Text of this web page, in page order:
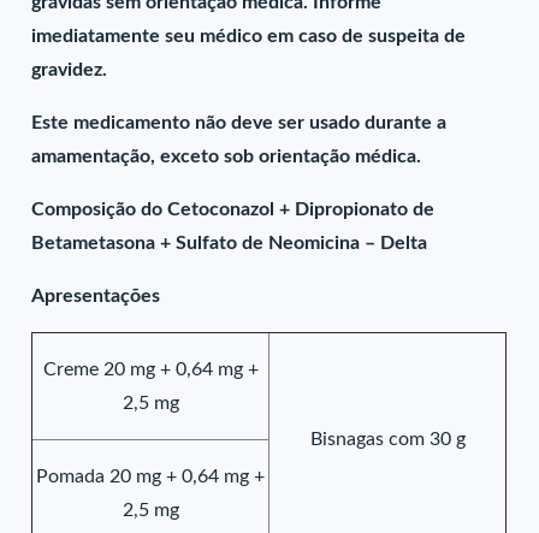
imediatamente seu médico em caso de suspeita de
gravidez.
Este medicamento não deve ser usado durante a
amamentação, exceto sob orientação médica.
Composição do Cetoconazol + Dipropionato de
Betametasona + Sulfato de Neomicina – Delta
Apresentações
Creme 20 mg + 0,64 mg +
2,5 mg
Bisnagas com 30 g
Pomada 20 mg + 0,64 mg +
2,5 mg